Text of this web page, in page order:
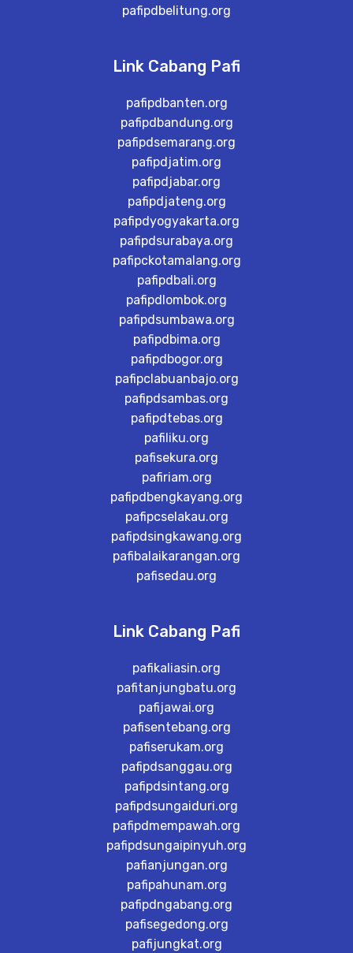
pafipdbelitung.org
Link Cabang Pafi
pafipdbanten.org
pafipdbandung.org
pafipdsemarang.org
pafipdjatim.org
pafipdjabar.org
pafipdjateng.org
pafipdyogyakarta.org
pafipdsurabaya.org
pafipckotamalang.org
pafipdbali.org
pafipdlombok.org
pafipdsumbawa.org
pafipdbima.org
pafipdbogor.org
pafipclabuanbajo.org
pafipdsambas.org
pafipdtebas.org
pafiliku.org
pafisekura.org
pafiriam.org
pafipdbengkayang.org
pafipcselakau.org
pafipdsingkawang.org
pafibalaikarangan.org
pafisedau.org
Link Cabang Pafi
pafikaliasin.org
pafitanjungbatu.org
pafijawai.org
pafisentebang.org
pafiserukam.org
pafipdsanggau.org
pafipdsintang.org
pafipdsungaiduri.org
pafipdmempawah.org
pafipdsungaipinyuh.org
pafianjungan.org
pafipahunam.org
pafipdngabang.org
pafisegedong.org
pafijungkat.org